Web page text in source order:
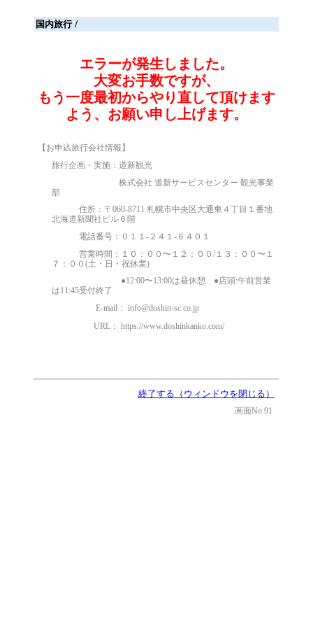
国内旅行/
エラーが発生しました。
大変お手数ですが、
もう一度最初からやり直して頂けます
よう、お願い申し上げます。
【 お申込旅行会社情報 】
旅行企画・実施：道新観光
株式会社 道新サービスセンター 観光事業
部
住所：〒060-8711 札幌市中央区大通東４丁目１番地
北海道新聞社ビル６階
電話番号：０１１-２４１-６４０１
営業時間：１０：００〜１２：００/１３：００〜１
７：００(土・日・祝休業)
●12:00〜13:00は昼休憩 ●店頭:午前営業
は11:45受付終了
E-mail： info@doshin-sc.co.jp
URL： https://www.doshinkanko.com/
終了する（ウィンドウを閉じる）
画面No.91